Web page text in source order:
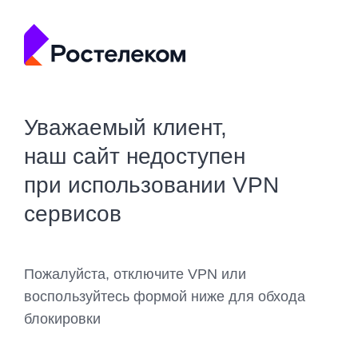
Уважаемый клиент,
наш сайт недоступен
при использовании VPN
сервисов
Пожалуйста, отключите VPN или
воспользуйтесь формой ниже для обхода
блокировки